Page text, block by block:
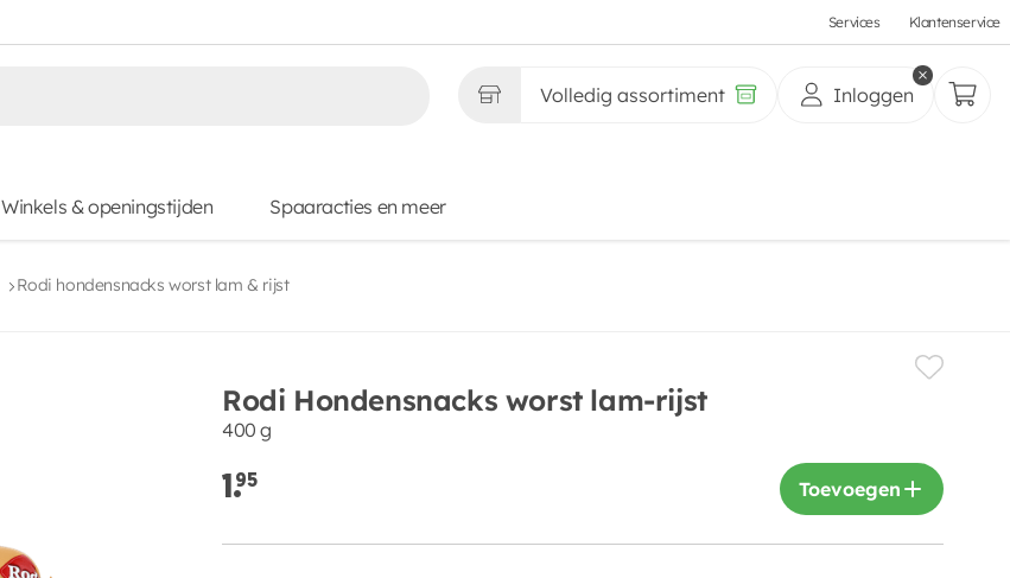
Services Klantenservice
Volledig assortiment Inloggen
Winkels & openingstijden Spaaracties en meer
Rodi hondensnacks worst lam & rijst
Rodi Hondensnacks worst lam-rijst
400 g
1.95 Toevoegen